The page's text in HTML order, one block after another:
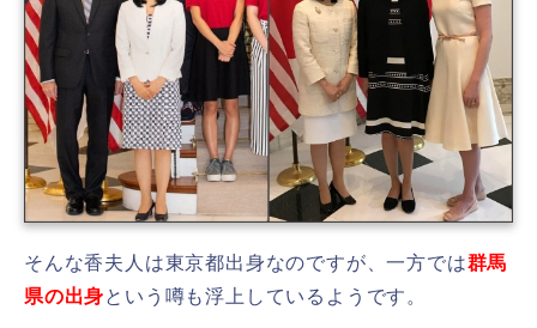
そんな香夫人は東京都出身なのですが、一方では群馬
県の出身という噂も浮上しているようです。